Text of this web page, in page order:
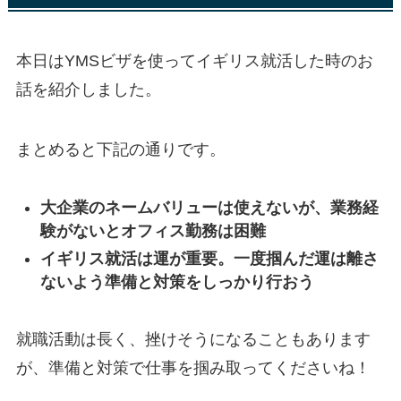
本日はYMSビザを使ってイギリス就活した時のお
話を紹介しました。
まとめると下記の通りです。
大企業のネームバリューは使えないが、業務経
験がないとオフィス勤務は困難
イギリス就活は運が重要。一度掴んだ運は離さ
ないよう準備と対策をしっかり行おう
就職活動は長く、挫けそうになることもあります
が、準備と対策で仕事を掴み取ってくださいね！